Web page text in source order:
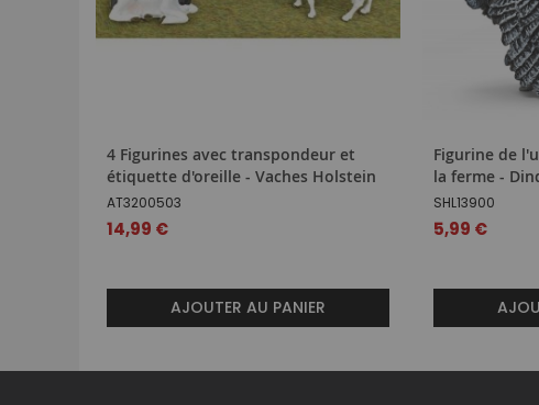
4 Figurines avec transpondeur et
étiquette d'oreille - Vaches Holstein
AT3200503
14,99 €
AJOUTER AU PANIER
Figurine de
la ferme -
SHL13900
5,99 €